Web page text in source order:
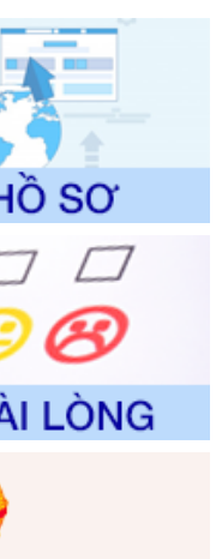
tục hành chính
trình nội bộ, quy
trong lĩnh vực Du
của Sở Văn hóa, Thể
hành chính sửa
bộ, quy trình điện tử
vực biến đổi khí hậu
nghiệp và Môi
chính được sửa
bộ, quy trình điện tử
vực Luật sư thuộc
pháp